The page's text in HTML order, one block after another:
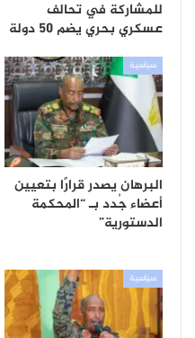
للمشاركة في تحالف
عسكري بحري يضم 50 دولة
سياسية
البرهان يصدر قرارًا بتعيين
أعضاء جُدد بـ “المحكمة
الدستورية”
سياسية